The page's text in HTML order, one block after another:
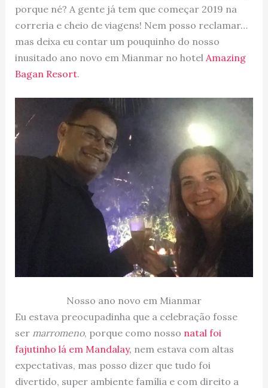
porque né? A gente já tem que começar 2019 na
correria e cheio de viagens! Nem posso reclamar…
mas deixa eu contar um pouquinho do nosso
inusitado ano novo em Mianmar no hotel Amazing
Bagan Resort.
Nosso ano novo em Mianmar
Eu estava preocupadinha que a celebração fosse
sermarromeno, porque como nosso natal foi
fajutinho lá em Mandalay, nem estava com altas
expectativas, mas posso dizer que tudo foi
divertido, super ambiente família e com direito a